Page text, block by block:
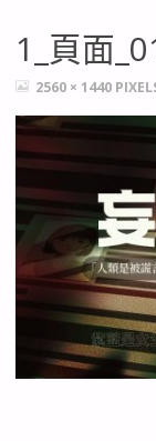
1_頁面
FULL2560 × 1440